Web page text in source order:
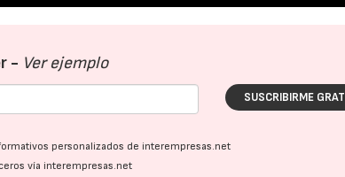
- Ver ejemplo
SUSCRIBIRME
personalizados de interempresas.net
vía interempresas.net